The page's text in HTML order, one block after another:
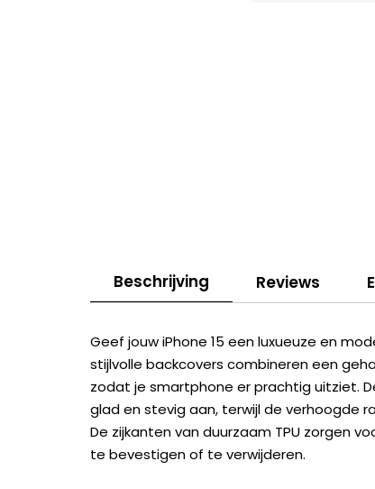
Beschrijving Reviews
Geef jouw iPhone 15 een luxueuze en
stijlvolle backcovers combineren een
zodat je smartphone er prachtig uitziet.
glad en stevig aan, terwijl de verhoogde
De zijkanten van duurzaam TPU zorgen
te bevestigen of te verwijderen.